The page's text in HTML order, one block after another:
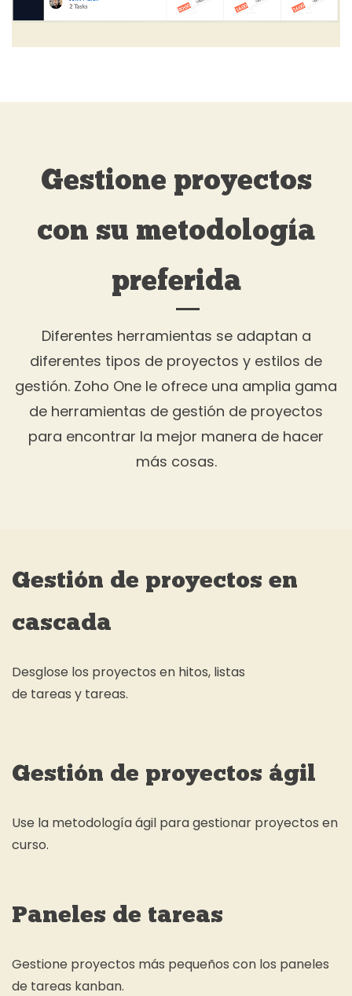
Gestione proyectos
con su metodología
preferida
Diferentes herramientas se adaptan a
diferentes tipos de proyectos y estilos de
gestión. Zoho One le ofrece una amplia gama
de herramientas de gestión de proyectos
para encontrar la mejor manera de hacer
más cosas.
Gestión de proyectos en
cascada
Desglose los proyectos en hitos, listas
de tareas y tareas.
Gestión de proyectos ágil
Use la metodología ágil para gestionar proyectos en
curso.
Paneles de tareas
Gestione proyectos más pequeños con los paneles
de tareas kanban.